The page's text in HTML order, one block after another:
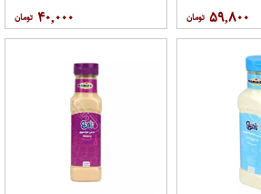
۵۹,۸۰۰ ۴۰,۰۰۰